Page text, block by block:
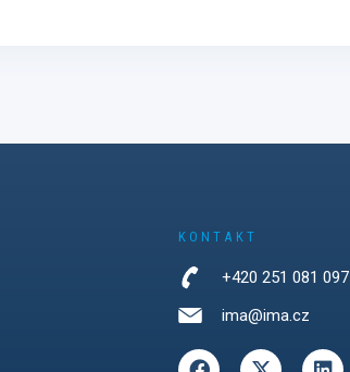
KONTAKT
+420 251 081 097
ima@ima.cz